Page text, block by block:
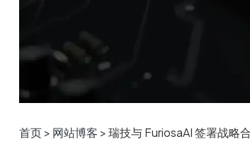
首页 > 网站博客 >瑞技与 FuriosaAI 签署战略